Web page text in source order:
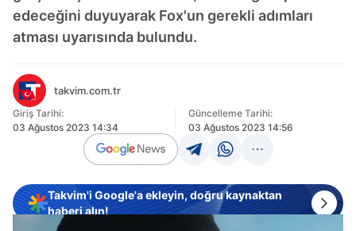
edeceğini duyuyarak Fox'un gerekli adımları
atması uyarısında bulundu.
takvim.com.tr
Giriş Tarihi:
03 Ağustos 2023 14:34
Güncelleme Tarihi:
03 Ağustos 2023 14:56
Takvim'i Google'a ekleyin, doğru kaynaktan
haberi alın!